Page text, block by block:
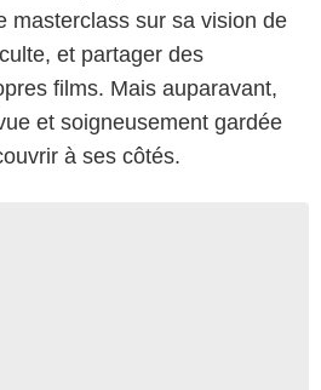
masterclass sur sa vision de
et partager des
films. Mais auparavant,
et soigneusement gardée
à ses côtés.